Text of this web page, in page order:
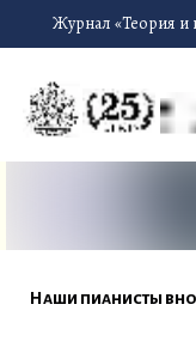
Журнал «Теория и
Наши пианисты